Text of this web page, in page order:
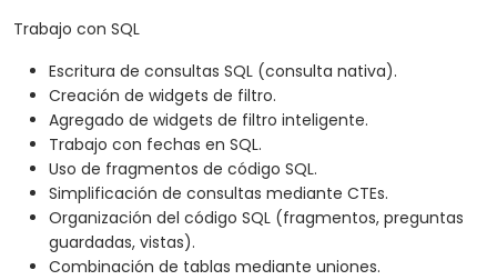
Trabajo con SQL
Escritura de consultas SQL (consulta nativa).
Creación de widgets de filtro.
Agregado de widgets de filtro inteligente.
Trabajo con fechas en SQL.
Uso de fragmentos de código SQL.
Simplificación de consultas mediante CTEs.
Organización del código SQL (fragmentos, preguntas
guardadas, vistas).
Combinación de tablas mediante uniones.